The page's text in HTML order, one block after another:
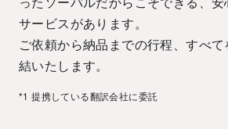
サービスがあります。
ご依頼から納品までの行程、すべ
結いたします。
*1 提携している翻訳会社に委託